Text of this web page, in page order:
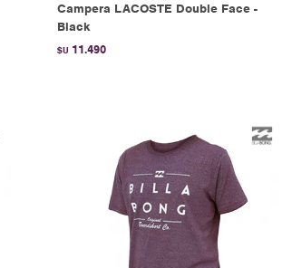
Campera LACOSTE Double Face -
Black
$U 11.490